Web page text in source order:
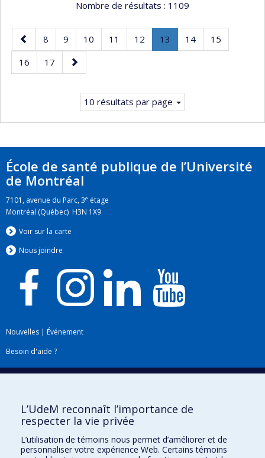
Nombre de résultats : 1109
Page
précédente
Page
8 Page
9 Page
10 Page
11 Page
12 Page
13
Page
Page
14 Page
15
Page
16 Page
17
Page
suivante
10 résultats par page
École de santé publique de l’Université
de Montréal
7101, avenue du Parc, 3e étage
Montréal (Québec) H3N 1X9
Voir sur la carte
Nous joindre
Nouvelles | Événement
Besoin d'aide ?
Plan du site|Accessibilité
Téléchargez les logos de l'ESPUM
L’UdeM reconnaît l’importance de
respecter la vie privée
L’utilisation de témoins nous permet d’améliorer et de
personnaliser votre expérience Web. Certains témoins